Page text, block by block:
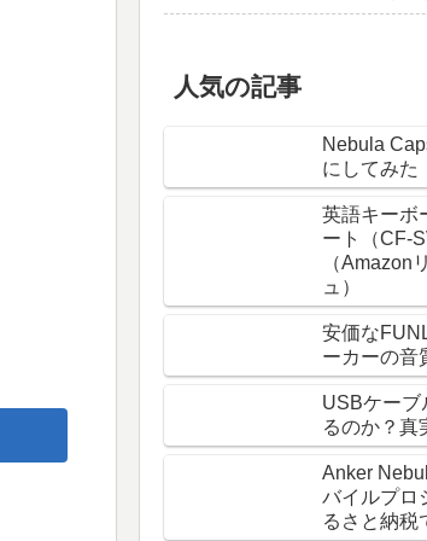
人気の記事
Nebula
にしてみた
英語キーボ
ート（CF-
（Amazon
ュ）
安価な
ーカーの音
USBケーブ
るのか？真
Anker
バイルプロ
るさと納税